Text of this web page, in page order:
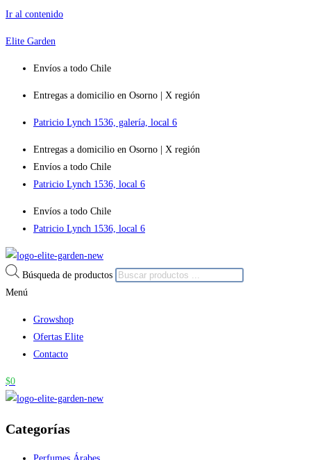
Ir al contenido
Elite Garden
Envíos a todo Chile
Entregas a domicilio en Osorno | X región
Patricio Lynch 1536, galería, local 6
Entregas a domicilio en Osorno | X región
Envíos a todo Chile
Patricio Lynch 1536, local 6
Envíos a todo Chile
Patricio Lynch 1536, local 6
Búsqueda de productos
Menú
Growshop
Ofertas Elite
Contacto
$0
Categorías